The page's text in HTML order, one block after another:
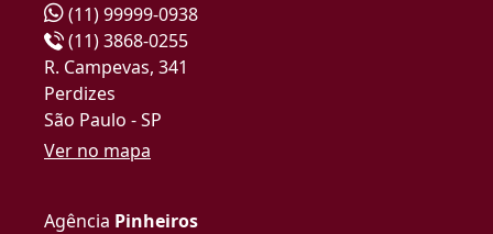
(11) 99999-0938
(11) 3868-0255
R. Campevas, 341
Perdizes
São Paulo - SP
Ver no mapa
Agência Pinheiros